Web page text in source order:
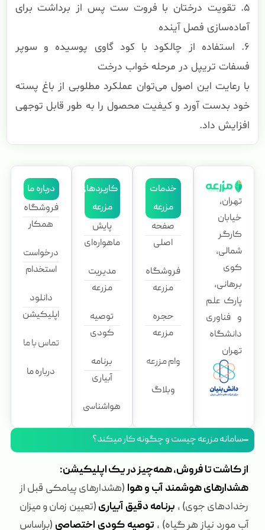
۵. تقویت درختان با فروت ست پس از برداشت برای
آماده‌سازی فصل آینده
۶. استفاده از چالکود با کود گاوی پوسیده و سوپر
فسفات تریپل در مرحله خواب درخت
با رعایت این اصول می‌توان عملکرد مطلوبی از باغ پسته
خود بدست آورد و کیفیت محصول را به طور قابل توجهی
افزایش داد.
تهران،
خیابان
کارگر
شمالی،
کوی
برهانی،
پارک علم
و فناوری
دانشگاه
تهران
خدمات
مزرعه
صفحه
اصلی
فروشگاه
مزرعه
حجره
مزرعه
وام مزرعه
وبلاگ
کاربردهای
مزرعه
پایش
ماهواره‌ای
مدیریت
مزرعه
توصیه
کودی
برنامه
آبیاری
هواشناسی
درباره ما
فروشگاه
همکار
درخواست
استخدام
دانلود
اپلیکیشن
تماس با ما
درباره ما
سامانه مزرعه چیست و چگونه کار میکند؟
از کاشت تا فروش، همه‌چیز در یک اپلیکیشن:
هشدارهای هوشمند آب و هوا (هشدارهای پیامکی قبل از
رخدادهای جوی) ، برنامه دقیق آبیاری (تعیین زمان و میزان
آب مورد نیاز هر گیاه) ، توصیه کودی اختصاصی (براساس